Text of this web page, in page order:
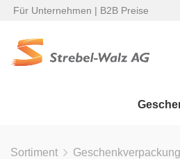
Für Unternehmen | B2B Preise
Sortiment Geschenkverpackung